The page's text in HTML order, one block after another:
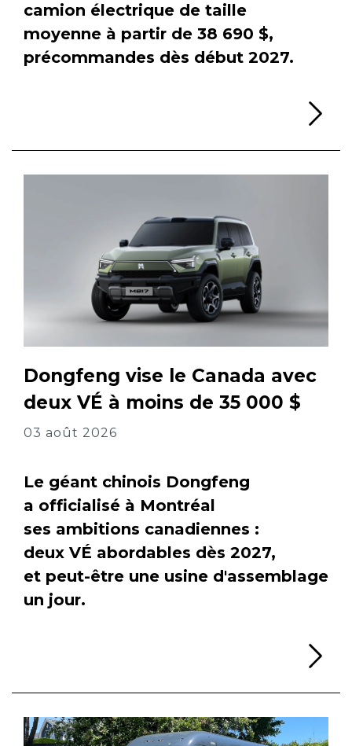
camion électrique de taille
moyenne à partir de 38 690 $,
précommandes dès début 2027.
Dongfeng vise le Canada avec
deux VÉ à moins de 35 000 $
03 août 2026
Le géant chinois Dongfeng
a officialisé à Montréal
ses ambitions canadiennes :
deux VÉ abordables dès 2027,
et peut-être une usine d'assemblage
un jour.